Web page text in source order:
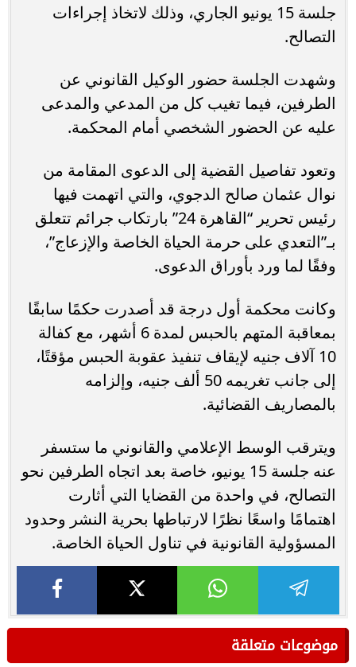
جلسة 15 يونيو الجاري، وذلك لاتخاذ إجراءات
التصالح.
وشهدت الجلسة حضور الوكيل القانوني عن
الطرفين، فيما تغيب كل من المدعي والمدعى
عليه عن الحضور الشخصي أمام المحكمة.
وتعود تفاصيل القضية إلى الدعوى المقامة من
نوال عثمان صالح الدجوي، والتي اتهمت فيها
رئيس تحرير “القاهرة 24” بارتكاب جرائم تتعلق
بـ”التعدي على حرمة الحياة الخاصة والإزعاج”،
وفقًا لما ورد بأوراق الدعوى.
وكانت محكمة أول درجة قد أصدرت حكمًا سابقًا
بمعاقبة المتهم بالحبس لمدة 6 أشهر، مع كفالة
10 آلاف جنيه لإيقاف تنفيذ عقوبة الحبس مؤقتًا،
إلى جانب تغريمه 50 ألف جنيه، وإلزامه
بالمصاريف القضائية.
ويترقب الوسط الإعلامي والقانوني ما ستسفر
عنه جلسة 15 يونيو، خاصة بعد اتجاه الطرفين نحو
التصالح، في واحدة من القضايا التي أثارت
اهتمامًا واسعًا نظرًا لارتباطها بحرية النشر وحدود
المسؤولية القانونية في تناول الحياة الخاصة.
موضوعات متعلقة